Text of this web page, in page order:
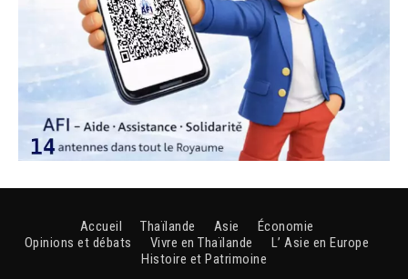
Accueil Thaïlande Asie
Économie
Opinions et débats
Vivre en Thaïlande
L’ Asie en Europe
Histoire et Patrimoine